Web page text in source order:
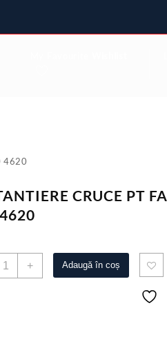
4620
CRUCE PT
+ Adaugă în coș